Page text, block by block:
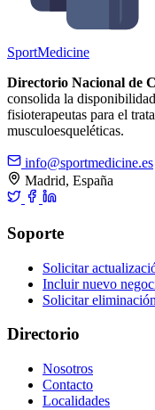
SportMedicine
Directorio Nacional de
consolida la
fisioterapeutas para el
musculoesqueléticas.
info@sportmedicine.es
Madrid, España
Soporte
Solicitar
Incluir nuevo
Solicitar eliminación
Directorio
Nosotros
Contacto
Localidades